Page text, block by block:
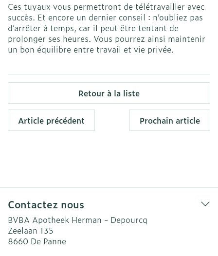
Ces tuyaux vous permettront de télétravailler avec
succès. Et encore un dernier conseil : n’oubliez pas
d’arrêter à temps, car il peut être tentant de
prolonger ses heures. Vous pourrez ainsi maintenir
un bon équilibre entre travail et vie privée.
Retour à la liste
Article précédent Prochain article
Contactez nous
BVBA Apotheek Herman - Depourcq
Zeelaan 135
8660 De Panne